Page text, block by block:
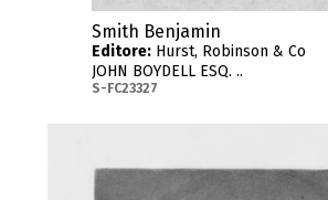
Smith Benjamin
Editore:Hurst, Robinson & Co
JOHN BOYDELL ESQ. ..
S-FC23327